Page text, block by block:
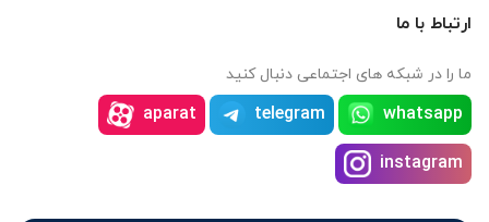
ارتباط با ما
ما را در شبکه های اجتماعی دنبال کنید
whatsapp
telegram
aparat
instagram